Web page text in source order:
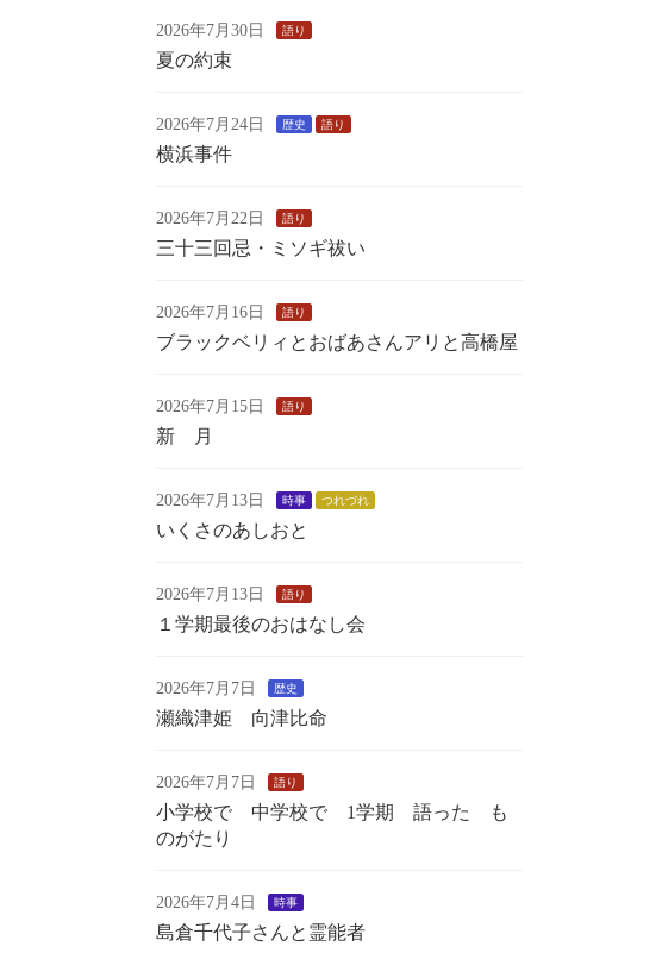
2026年7月30日 語り
夏の約束
2026年7月24日 歴史 語り
横浜事件
2026年7月22日 語り
三十三回忌・ミソギ祓い
2026年7月16日 語り
ブラックベリィとおばあさんアリと高橋屋
2026年7月15日 語り
新 月
2026年7月13日 時事 つれづれ
いくさのあしおと
2026年7月13日 語り
１学期最後のおはなし会
2026年7月7日 歴史
瀬織津姫 向津比命
2026年7月7日 語り
小学校で 中学校で 1学期 語った も
のがたり
2026年7月4日 時事
島倉千代子さんと霊能者